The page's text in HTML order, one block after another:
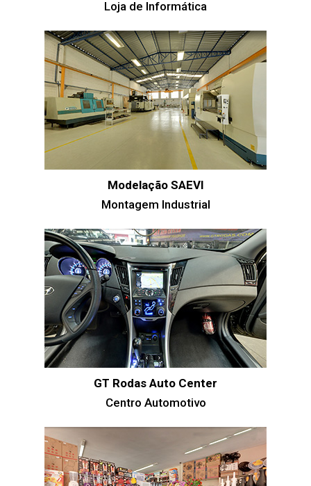
Loja de Informática
Modelação SAEVI
Montagem Industrial
GT Rodas Auto Center
Centro Automotivo